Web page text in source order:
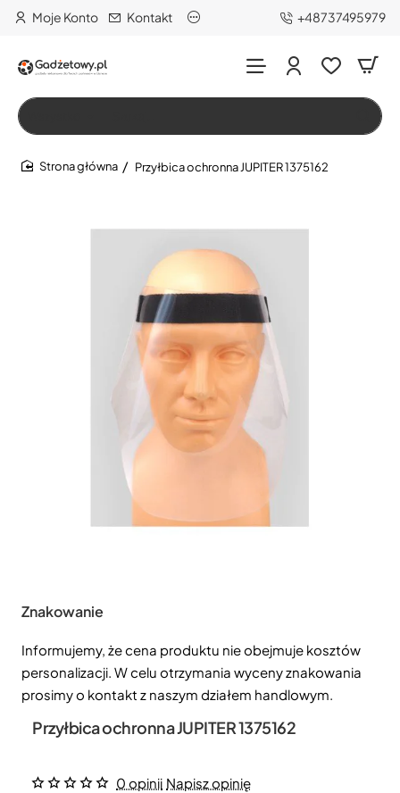
Moje Konto Kontakt +48737495979
Szukaj…
Przyłbica ochronna JUPITER 1375162
Znakowanie
Informujemy, że cena produktu nie obejmuje kosztów
personalizacji. W celu otrzymania wyceny znakowania
prosimy o kontakt z naszym działem handlowym.
Przyłbica ochronna JUPITER 1375162
0 opinii Napisz opinię